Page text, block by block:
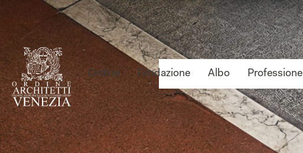
Ordine Fondazione Albo Professione